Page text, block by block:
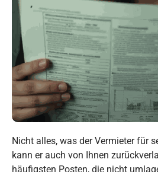
Nicht alles, was der Vermieter für
kann er auch von Ihnen
häufigsten Posten, die nicht